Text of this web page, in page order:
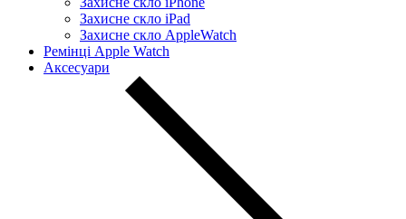
Захисне скло iPad
Захисне скло AppleWatch
Ремінці Apple Watch
Аксесуари